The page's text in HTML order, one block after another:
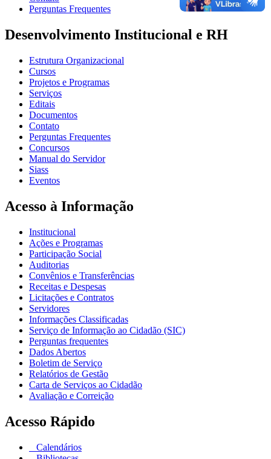
Perguntas Frequentes
Desenvolvimento Institucional e RH
Estrutura Organizacional
Cursos
Projetos e Programas
Serviços
Editais
Documentos
Contato
Perguntas Frequentes
Concursos
Manual do Servidor
Siass
Eventos
Acesso à Informação
Institucional
Ações e Programas
Participação Social
Auditorias
Convênios e Transferências
Receitas e Despesas
Licitações e Contratos
Servidores
Informações Classificadas
Serviço de Informação ao Cidadão (SIC)
Perguntas frequentes
Dados Abertos
Boletim de Serviço
Relatórios de Gestão
Carta de Serviços ao Cidadão
Avaliação e Correição
Acesso Rápido
Calendários